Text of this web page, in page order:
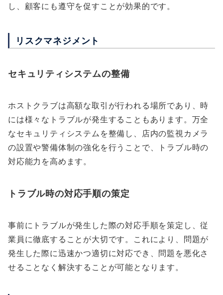
し、顧客にも遵守を促すことが効果的です。
リスクマネジメント
セキュリティシステムの整備
ホストクラブは高額な取引が行われる場所であり、時
には様々なトラブルが発生することもあります。万全
なセキュリティシステムを整備し、店内の監視カメラ
の設置や警備体制の強化を行うことで、トラブル時の
対応能力を高めます。
トラブル時の対応手順の策定
事前にトラブルが発生した際の対応手順を策定し、従
業員に徹底することが大切です。これにより、問題が
発生した際に迅速かつ適切に対応でき、問題を悪化さ
せることなく解決することが可能となります。